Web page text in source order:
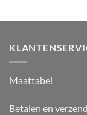
Maattabel
Betalen en